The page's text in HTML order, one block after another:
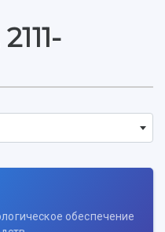
обеспечение